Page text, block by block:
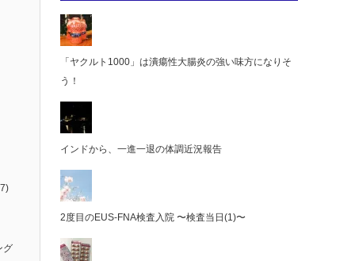
グ
「ヤクルト1000」は潰瘍性大腸炎の強い味方になりそ
う！
インドから、一進一退の体調近況報告
2度目のEUS-FNA検査入院 〜検査当日(1)〜